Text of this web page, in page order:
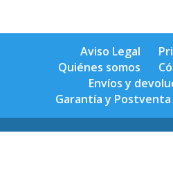
Aviso Legal
Quiénes somos
Envíos y
Garantía y Postventa